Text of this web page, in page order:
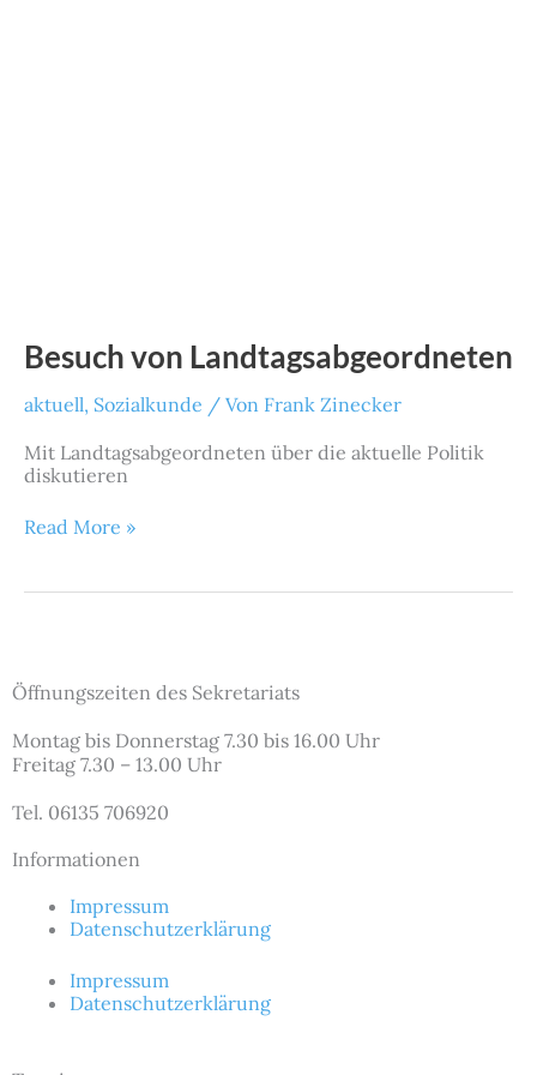
Besuch von Landtagsabgeordneten
aktuell, Sozialkunde / Von Frank Zinecker
Mit Landtagsabgeordneten über die aktuelle Politik
diskutieren
Read More »
Öffnungszeiten des Sekretariats
Montag bis Donnerstag 7.30 bis 16.00 Uhr
Freitag 7.30 – 13.00 Uhr
Tel. 06135 706920
Informationen
Impressum
Datenschutzerklärung
Impressum
Datenschutzerklärung